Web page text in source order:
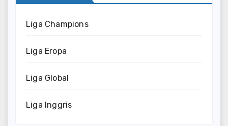
Liga Champions
Liga Eropa
Liga Global
Liga Inggris